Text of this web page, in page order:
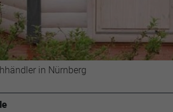
in Nürnberg